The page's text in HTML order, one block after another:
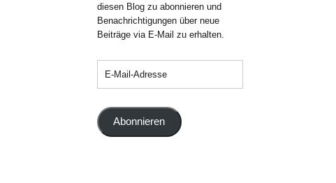
diesen Blog zu abonnieren und
Benachrichtigungen über neue
Beiträge via E-Mail zu erhalten.
Abonnieren